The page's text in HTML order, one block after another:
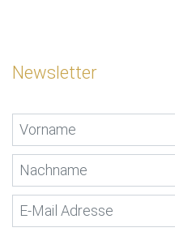
Newsletter